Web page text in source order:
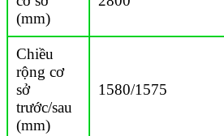
(mm)
Chiều
rộng cơ
sở
trước/sau
(mm)
1580/1575